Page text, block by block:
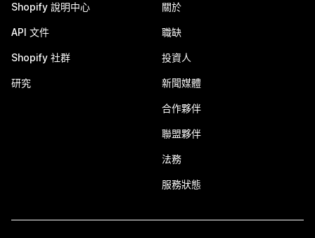
Shopify 說明中心
API 文件
Shopify 社群
研究
關於
職缺
投資人
新聞媒體
合作夥伴
聯盟夥伴
法務
服務狀態